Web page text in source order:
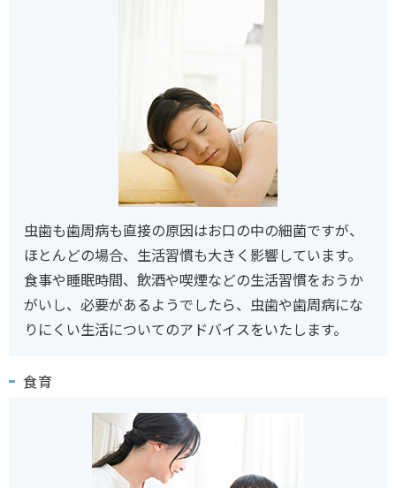
虫歯も歯周病も直接の原因はお口の中の細菌ですが、
ほとんどの場合、生活習慣も大きく影響しています。
食事や睡眠時間、飲酒や喫煙などの生活習慣をおうか
がいし、必要があるようでしたら、虫歯や歯周病にな
りにくい生活についてのアドバイスをいたします。
食育